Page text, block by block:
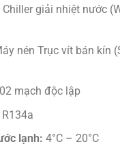
Chiller giải nhiệt nước
nén Trục vít bán kín
02 mạch độc lập
R134a
lạnh: 4°C – 20°C